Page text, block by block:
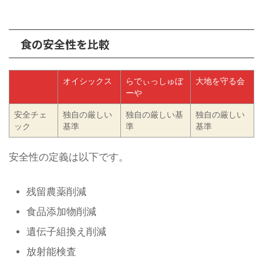
食の安全性を比較
オイシックス
らでぃっしゅぼ
ーや
大地を守る会
安全チェ
ック
独自の厳しい
基準
独自の厳しい基
準
独自の厳しい
基準
安全性の定義は以下です。
残留農薬削減
食品添加物削減
遺伝子組換え削減
放射能検査